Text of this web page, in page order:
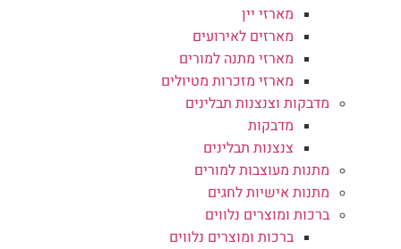
מארזי יין
מארזים לאירועים
מארזי מתנה למורים
מארזי מזכרות מטיולים
מדבקות וצנצנות תבלינים
מדבקות
צנצנות תבלינים
מתנות מעוצבות למורים
מתנות אישיות לחגים
ברכות ומוצרים נלווים
ברכות ומוצרים נלווים